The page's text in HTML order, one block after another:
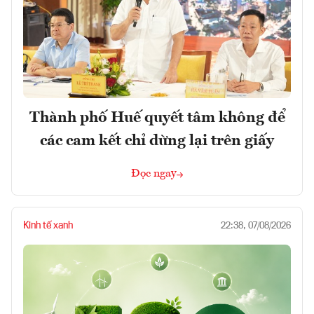
Thành phố Huế quyết tâm không để
các cam kết chỉ dừng lại trên giấy
Đọc ngay
Kinh tế xanh 22:38, 07/08/2026